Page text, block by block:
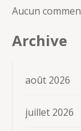
Aucun
Archive
août 2026
juillet 2026